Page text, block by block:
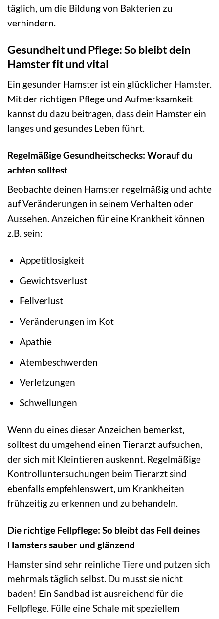
täglich, um die Bildung von Bakterien zu
verhindern.
Gesundheit und Pflege: So bleibt dein
Hamster fit und vital
Ein gesunder Hamster ist ein glücklicher Hamster.
Mit der richtigen Pflege und Aufmerksamkeit
kannst du dazu beitragen, dass dein Hamster ein
langes und gesundes Leben führt.
Regelmäßige Gesundheitschecks: Worauf du
achten solltest
Beobachte deinen Hamster regelmäßig und achte
auf Veränderungen in seinem Verhalten oder
Aussehen. Anzeichen für eine Krankheit können
z.B. sein:
Appetitlosigkeit
Gewichtsverlust
Fellverlust
Veränderungen im Kot
Apathie
Atembeschwerden
Verletzungen
Schwellungen
Wenn du eines dieser Anzeichen bemerkst,
solltest du umgehend einen Tierarzt aufsuchen,
der sich mit Kleintieren auskennt. Regelmäßige
Kontrolluntersuchungen beim Tierarzt sind
ebenfalls empfehlenswert, um Krankheiten
frühzeitig zu erkennen und zu behandeln.
Die richtige Fellpflege: So bleibt das Fell deines
Hamsters sauber und glänzend
Hamster sind sehr reinliche Tiere und putzen sich
mehrmals täglich selbst. Du musst sie nicht
baden! Ein Sandbad ist ausreichend für die
Fellpflege. Fülle eine Schale mit speziellem